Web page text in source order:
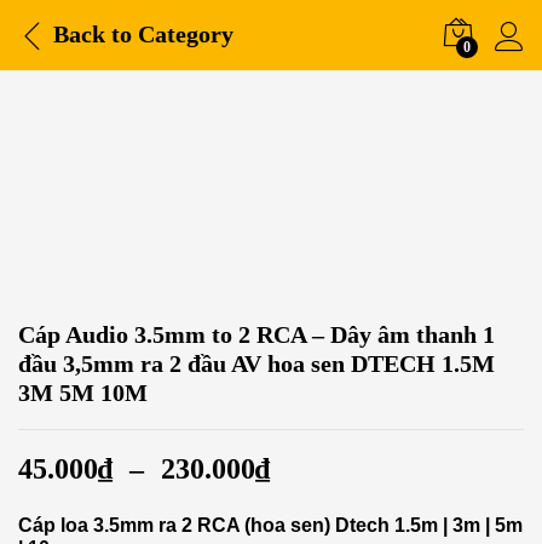
Back to Category 0
Cáp Audio 3.5mm to 2 RCA – Dây âm thanh 1
đầu 3,5mm ra 2 đầu AV hoa sen DTECH 1.5M
3M 5M 10M
45.000₫ – 230.000₫
Cáp loa 3.5mm ra 2 RCA (hoa sen) Dtech 1.5m | 3m | 5m